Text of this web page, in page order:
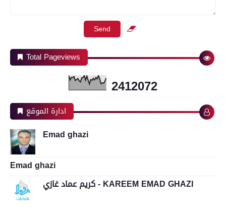
Total Pageviews
2412072
ادارة الموقع
Emad ghazi
Emad ghazi
كريم عماد غازي - KAREEM EMAD GHAZI